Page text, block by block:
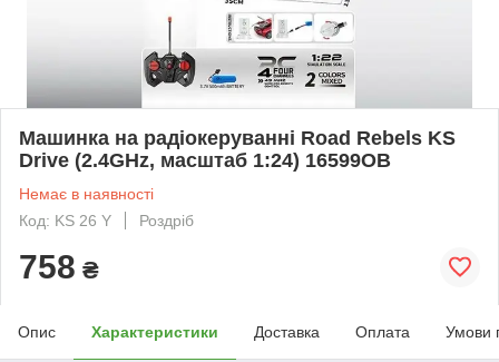
Машинка на радіокеруванні Road Rebels KS
Drive (2.4GHz, масштаб 1:24) 16599OB
Немає в наявності
Код: KS 26 Y
Роздріб
758 ₴
Опис Характеристики Доставка Оплата Умови